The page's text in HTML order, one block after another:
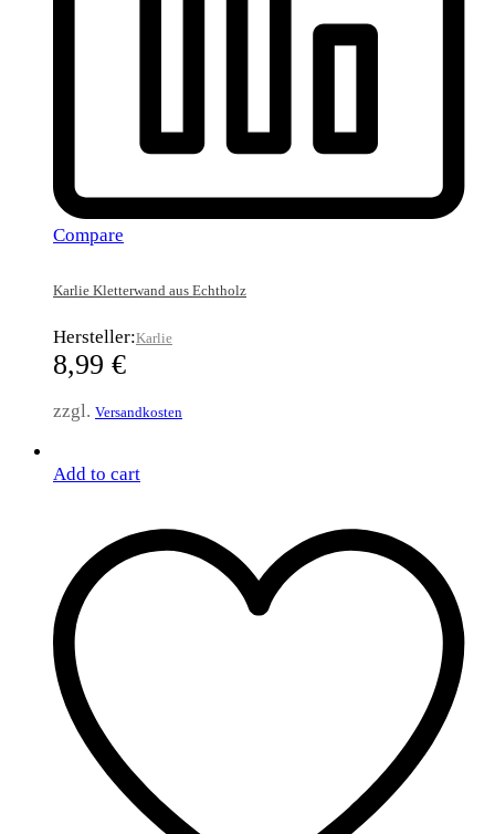
Compare
Karlie Kletterwand aus Echtholz
Hersteller:Karlie
8,99 €
zzgl. Versandkosten
Add to cart